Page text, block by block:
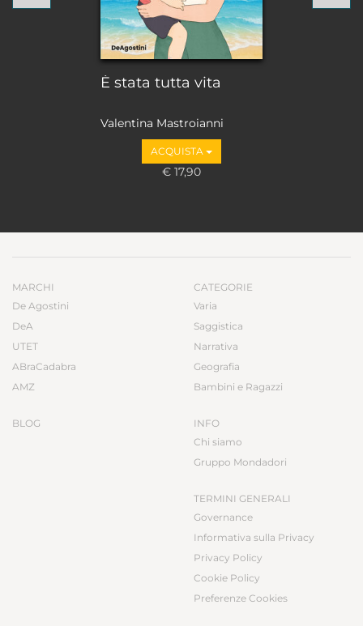
È stata tutta vita
Valentina Mastroianni
ACQUISTA
€ 17,90
MARCHI
De Agostini
DeA
UTET
ABraCadabra
AMZ
BLOG
CATEGORIE
Varia
Saggistica
Narrativa
Geografia
Bambini e Ragazzi
INFO
Chi siamo
Gruppo Mondadori
TERMINI GENERALI
Governance
Informativa sulla Privacy
Privacy Policy
Cookie Policy
Preferenze Cookies